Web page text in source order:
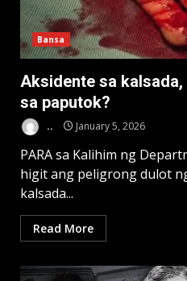
Bansa
Aksidente sa
sa paputok?
.. January 5, 2026
PARA sa Kalihim ng
higit ang peligrong dulot
kalsada...
Read More